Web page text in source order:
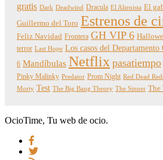
gratis Dark Deadwind Dracula El Alienista El
Guillermo del Toro Estrenos de
Feliz Navidad Frontera GH VIP 6
terror Last Hope Los casos del Departamento
6 Mandíbulas Netflix pasatiempo
Pinky Malinky Predator Prom Night Red Dead
Morty Test The Big Bang Theory The Sinner The
OcioTime, Tu web de ocio.